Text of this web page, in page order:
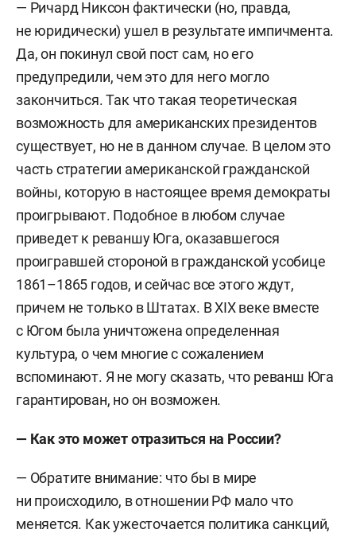
— Ричард Никсон фактически (но, правда,
не юридически) ушел в результате импичмента.
Да, он покинул свой пост сам, но его
предупредили, чем это для него могло
закончиться. Так что такая теоретическая
возможность для американских президентов
существует, но не в данном случае. В целом это
часть стратегии американской гражданской
войны, которую в настоящее время демократы
проигрывают. Подобное в любом случае
приведет к реваншу Юга, оказавшегося
проигравшей стороной в гражданской усобице
1861–1865 годов, и сейчас все этого ждут,
причем не только в Штатах. В XIX веке вместе
с Югом была уничтожена определенная
культура, о чем многие с сожалением
вспоминают. Я не могу сказать, что реванш Юга
гарантирован, но он возможен.
— Как это может отразиться на России?
— Обратите внимание: что бы в мире
ни происходило, в отношении РФ мало что
меняется. Как ужесточается политика санкций,